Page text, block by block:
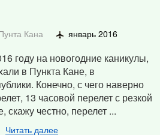
Кана январь 2016
году на новогодние каникулы,
в Пункта Кане, в
Конечно, с чего наверно
13 часовой перелет с резкой
скажу честно, перелет ...
Читать далее